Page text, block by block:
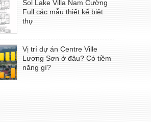
Sol Lake Villa Nam Cường
Full các mẫu thiết kế biệt
thự
Vị trí dự án Centre Ville
Lương Sơn ở đâu? Có tiềm
năng gì?